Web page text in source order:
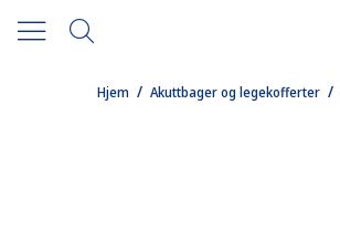
/
Hjem /
Akuttbager og legekofferter